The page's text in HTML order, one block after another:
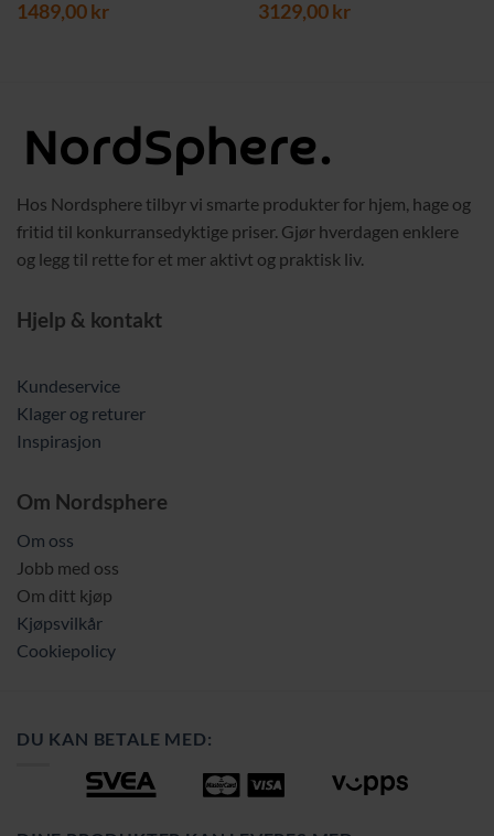
1489,00kr 3129,00kr
Hos Nordsphere tilbyr vi smarte produkter for hjem, hage og
fritid til konkurransedyktige priser. Gjør hverdagen enklere
og legg til rette for et mer aktivt og praktisk liv.
Hjelp & kontakt
Kundeservice
Klager og returer
Inspirasjon
Om Nordsphere
Om oss
Jobb med oss
Om ditt kjøp
Kjøpsvilkår
Cookiepolicy
DU KAN BETALE MED: